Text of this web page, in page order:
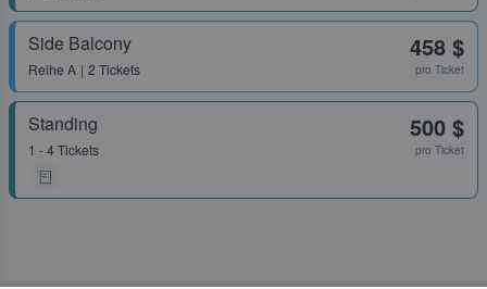
Side Balcony
Reihe A 2 Tickets
458 $
pro Ticket
Standing
1 - 4 Tickets
500 $
pro Ticket